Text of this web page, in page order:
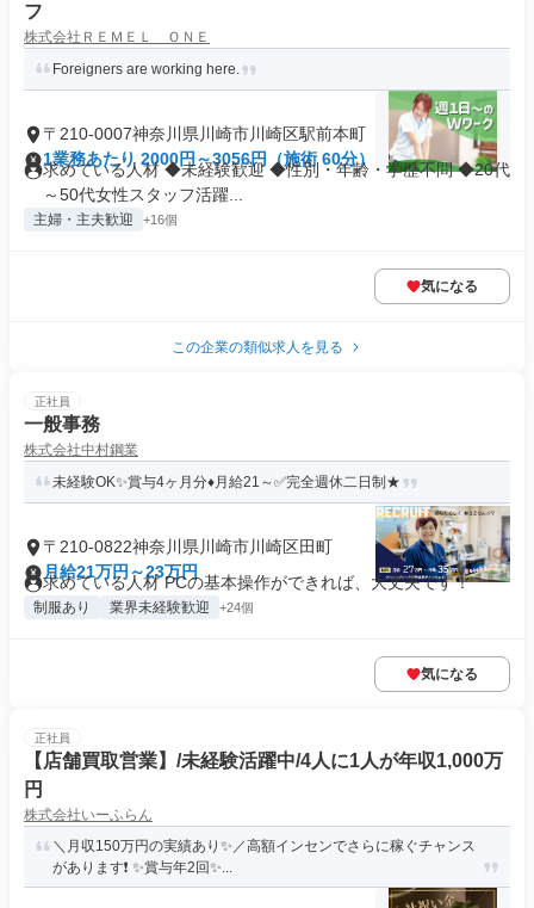
フ
株式会社ＲＥＭＥＬ ＯＮＥ
Foreigners are working here.
〒210-0007神奈川県川崎市川崎区駅前本町
1業務あたり 2000円～3056円（施術 60分）
求めている人材 ◆未経験歓迎 ◆性別・年齢・学歴不問 ◆20代
～50代女性スタッフ活躍...
主婦・主夫歓迎 +16個
気になる
この企業の類似求人を見る
正社員
一般事務
株式会社中村鋼業
未経験OK✨賞与4ヶ月分♦月給21～✅完全週休二日制★
〒210-0822神奈川県川崎市川崎区田町
月給21万円～23万円
求めている人材 PCの基本操作ができれば、大丈夫です！
制服あり 業界未経験歓迎 +24個
気になる
正社員
【店舗買取営業】/未経験活躍中/4人に1人が年収1,000万
円
株式会社いーふらん
＼月収150万円の実績あり✨／高額インセンでさらに稼ぐチャンス
があります❗ ✨賞与年2回✨...